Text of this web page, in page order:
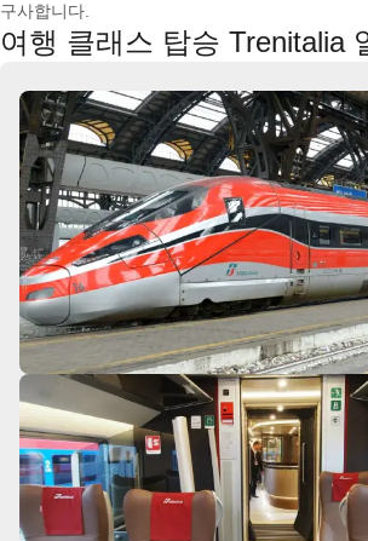
구사합니다.
여행 클래스 탑승 Trenitalia